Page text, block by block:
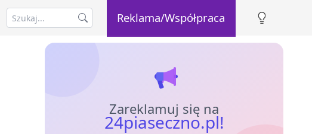
Reklama/Współpraca
Zareklamuj się na
24piaseczno.pl!